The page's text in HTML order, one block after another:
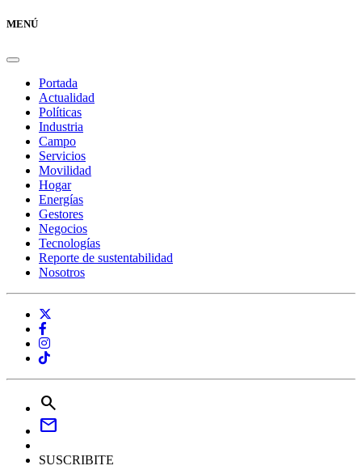
MENÚ
Portada
Actualidad
Políticas
Industria
Campo
Servicios
Movilidad
Hogar
Energías
Gestores
Negocios
Tecnologías
Reporte de sustentabilidad
Nosotros
search
mail
SUSCRIBITE